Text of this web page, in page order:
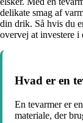
delikate smag af
din drik. Så hvis du
overvej at investere
Hvad er en
En tevarmer er
materiale, der